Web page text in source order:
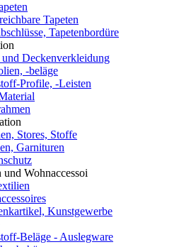
Tapeten
Tapetenbordüre
und Deckenverkleidung
-beläge
Profile, -Leisten
Stores, Stoffe
Garnituren
Wohnaccessoi
Kunstgewerbe
Beläge - Auslegware